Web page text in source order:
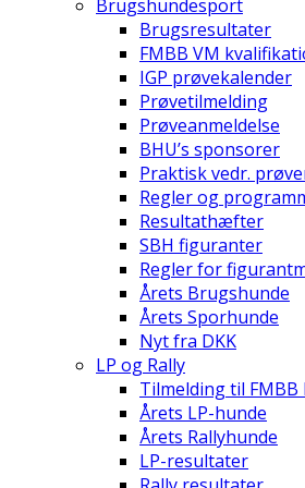
Brugshundesport
Brugsresultater
FMBB VM
IGP prøvekalender
Prøvetilmelding
Prøveanmeldelse
BHU’s sponsorer
Praktisk vedr.
Regler og
Resultathæfter
SBH figuranter
Regler for
Årets Brugshunde
Årets Sporhunde
Nyt fra DKK
LP og Rally
Tilmelding til
Årets LP-hunde
Årets Rallyhunde
LP-resultater